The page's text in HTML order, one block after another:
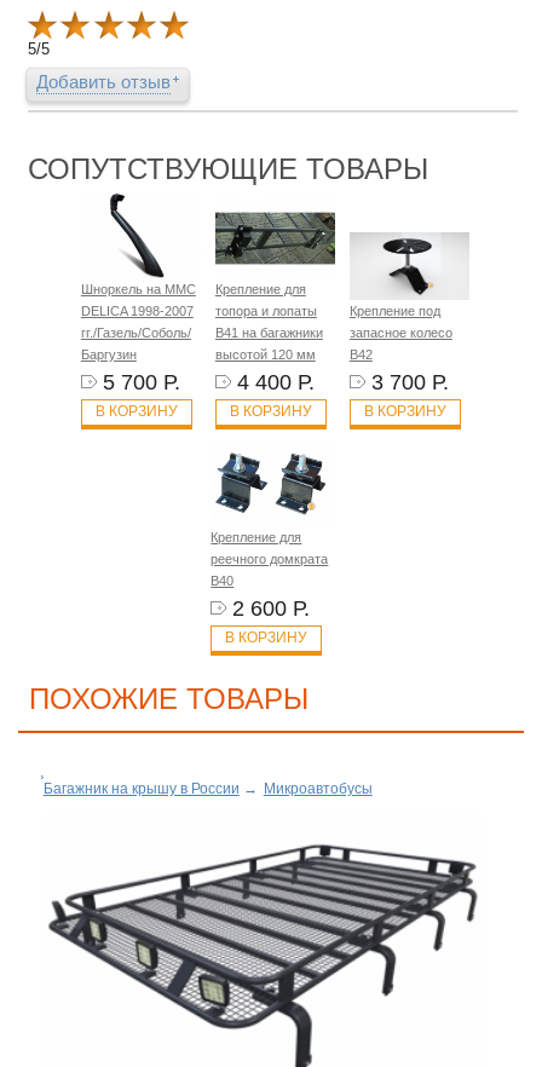
5/5
Добавить отзыв
СОПУТСТВУЮЩИЕ ТОВАРЫ
Шноркель на MMC
DELICA 1998-2007
гг./Газель/Соболь/
Баргузин
5 700 Р.
В КОРЗИНУ
Крепление для
топора и лопаты
B41 на багажники
высотой 120 мм
4 400 Р.
В КОРЗИНУ
Крепление под
запасное колесо
B42
3 700 Р.
В КОРЗИНУ
Крепление для
реечного домкрата
B40
2 600 Р.
В КОРЗИНУ
ПОХОЖИЕ ТОВАРЫ
Багажник на крышу в России → Микроавтобусы